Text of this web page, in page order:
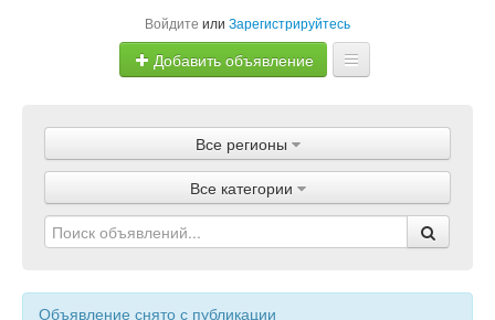
Войдите или Зарегистрируйтесь
Добавить объявление
Объявления
Магазины
Услуги
Статьи
Все регионы
Все категории
Объявление снято с публикации